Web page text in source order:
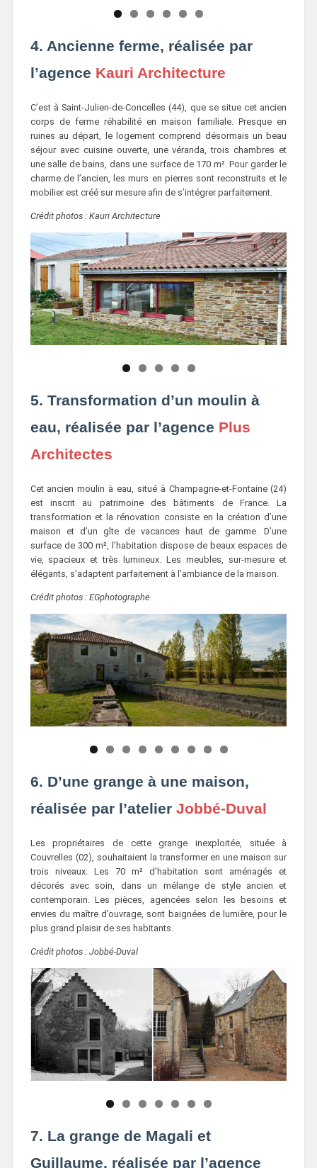
4. Ancienne ferme, réalisée par
l’agence Kauri Architecture
C’est à Saint-Julien-de-Concelles (44), que se situe cet ancien
corps de ferme réhabilité en maison familiale. Presque en
ruines au départ, le logement comprend désormais un beau
séjour avec cuisine ouverte, une véranda, trois chambres et
une salle de bains, dans une surface de 170 m². Pour garder le
charme de l’ancien, les murs en pierres sont reconstruits et le
mobilier est créé sur mesure afin de s’intégrer parfaitement.
Crédit photos : Kauri Architecture
5. Transformation d’un moulin à
eau, réalisée par l’agence Plus
Architectes
Cet ancien moulin à eau, situé à Champagne-et-Fontaine (24)
est inscrit au patrimoine des bâtiments de France. La
transformation et la rénovation consiste en la création d’une
maison et d’un gîte de vacances haut de gamme. D’une
surface de 300 m², l’habitation dispose de beaux espaces de
vie, spacieux et très lumineux. Les meubles, sur-mesure et
élégants, s’adaptent parfaitement à l’ambiance de la maison.
Crédit photos : EGphotographe
6. D’une grange à une maison,
réalisée par l’atelier Jobbé-Duval
Les propriétaires de cette grange inexploitée, située à
Couvrelles (02), souhaitaient la transformer en une maison sur
trois niveaux. Les 70 m² d’habitation sont aménagés et
décorés avec soin, dans un mélange de style ancien et
contemporain. Les pièces, agencées selon les besoins et
envies du maître d’ouvrage, sont baignées de lumière, pour le
plus grand plaisir de ses habitants.
Crédit photos : Jobbé-Duval
7. La grange de Magali et
Guillaume, réalisée par l’agence